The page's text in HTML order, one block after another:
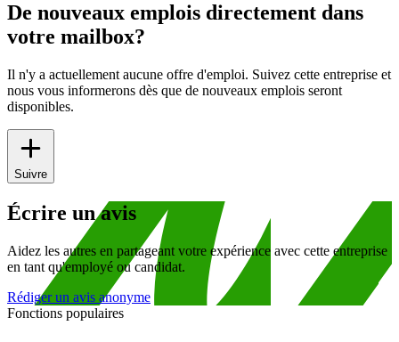
De nouveaux emplois directement dans
votre mailbox?
Il n'y a actuellement aucune offre d'emploi. Suivez cette entreprise et
nous vous informerons dès que de nouveaux emplois seront
disponibles.
Suivre
Écrire un avis
Aidez les autres en partageant votre expérience avec cette entreprise
en tant qu'employé ou candidat.
Rédiger un avis anonyme
Fonctions populaires